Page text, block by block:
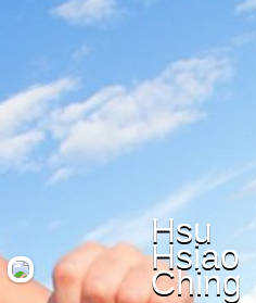
搜尋景點
好康優惠
最新留言
Hsu
Hsiao
Ching